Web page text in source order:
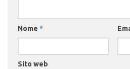
Nome *
Sito web